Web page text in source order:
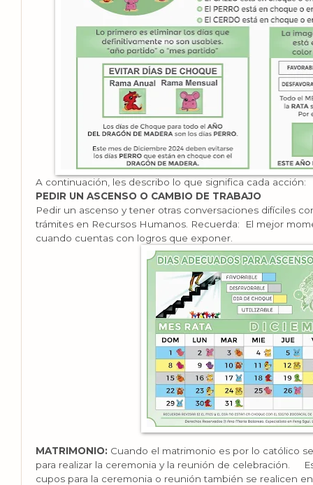
A continuación, les describo lo que significa cada acción:
PEDIR UN ASCENSO O CAMBIO DE TRABAJO
Pedir un ascenso y tener otras conversaciones difíciles
trámites en Recursos Humanos. Recuerda: El mejor
cuando cuentas con logros que exponer.
MATRIMONIO: Cuando el matrimonio es por lo católico
para realizar la ceremonia y la reunión de celebración.
cupos para la ceremonia o reunión también se realicen